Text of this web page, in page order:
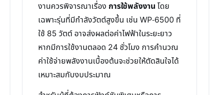
งานควรพิจารณาเรื่อง การใช้พลังงาน โดย
เฉพาะรุ่นที่มีกำลังวัตต์สูงขึ้น เช่น WP-6500 ที่
ใช้ 85 วัตต์ อาจส่งผลต่อค่าไฟฟ้าในระยะยาว
หากมีการใช้งานตลอด 24 ชั่วโมง การคำนวณ
ค่าใช้จ่ายพลังงานเบื้องต้นจะช่วยให้ตัดสินใจได้
เหมาะสมกับงบประมาณ